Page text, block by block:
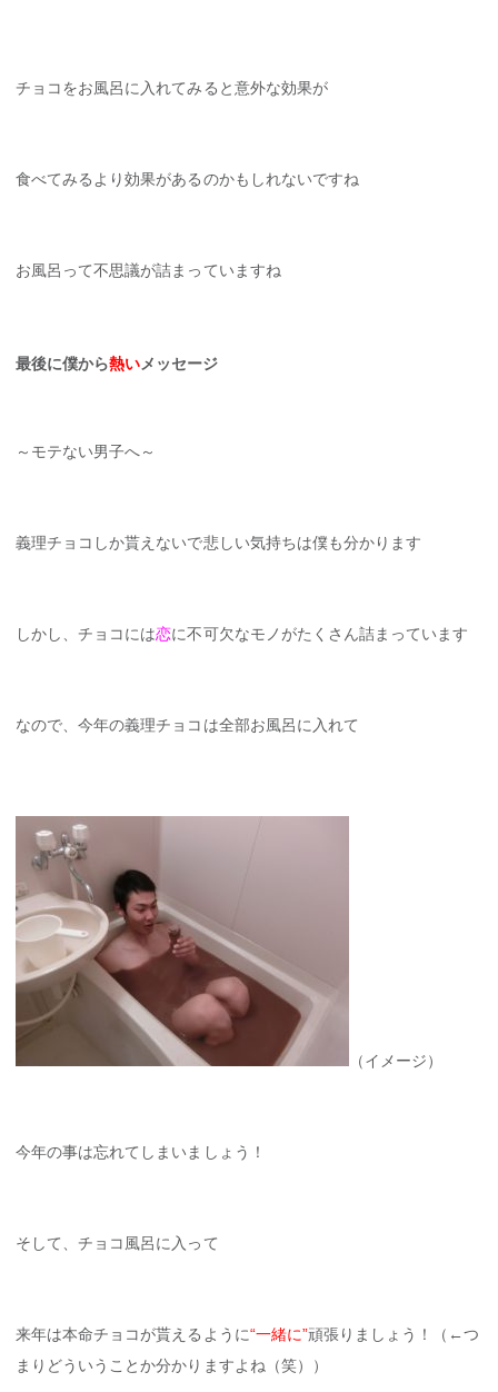
チョコをお風呂に入れてみると意外な効果が
食べてみるより効果があるのかもしれないですね
お風呂って不思議が詰まっていますね
最後に僕から熱いメッセージ
～モテない男子へ～
義理チョコしか貰えないで悲しい気持ちは僕も分かります
しかし、チョコには恋に不可欠なモノがたくさん詰まっています
なので、今年の義理チョコは全部お風呂に入れて
（イメージ）
今年の事は忘れてしまいましょう！
そして、チョコ風呂に入って
来年は本命チョコが貰えるように“一緒に”頑張りましょう！（←つ
まりどういうことか分かりますよね（笑））